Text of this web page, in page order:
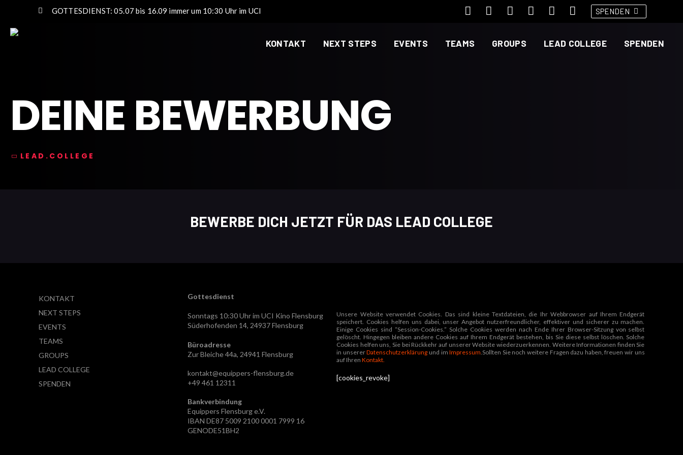
GOTTESDIENST: 05.07 bis 16.09 immer um 10:30 Uhr im UCI SPENDEN
KONTAKT NEXT STEPS EVENTS TEAMS GROUPS LEAD COLLEGE SPENDEN
DEINE BEWERBUNG
LEAD.COLLEGE
BEWERBE DICH JETZT FÜR DAS LEAD COLLEGE
KONTAKT
NEXT STEPS
EVENTS
TEAMS
GROUPS
LEAD COLLEGE
SPENDEN
Gottesdienst
Sonntags 10:30 Uhr im UCI Kino Flensburg
Süderhofenden 14, 24937 Flensburg
Büroadresse
Zur Bleiche 44a, 24941 Flensburg
kontakt@equippers-flensburg.de
+49 461 12311
Bankverbindung
Equippers Flensburg e.V.
IBAN DE87 5009 21000001 7999 16
GENODE51BH2
Unsere Website verwendet Cookies. Das sind kleine Textdateien, die Ihr Webbrowser auf Ihrem Endgerät
speichert. Cookies helfen uns dabei, unser Angebot nutzerfreundlicher, effektiver und sicherer zu machen.
Einige Cookies sind “Session-Cookies.” Solche Cookies werden nach Ende Ihrer Browser-Sitzung von selbst
gelöscht. Hingegen bleiben andere Cookies auf Ihrem Endgerät bestehen, bis Sie diese selbst löschen. Solche
Cookies helfen uns, Sie bei Rückkehr auf unserer Website wiederzuerkennen. Weitere Informationen finden Sie
in unsererDatenschutzerklärung und imImpressum .Sollten Sie noch weitere Fragen dazu haben, freuen wir uns
auf IhrenKontakt.
[cookies_revoke]